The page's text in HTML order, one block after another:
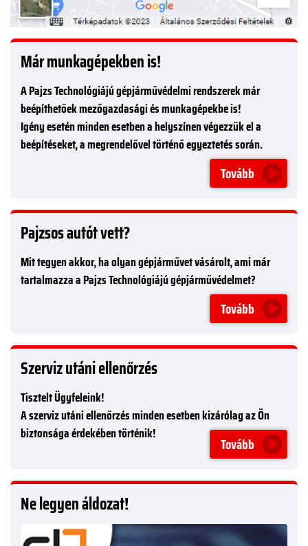
Már munkagépekben is!
A Pajzs Technológiájú gépjárművédelmi rendszerek már
beépíthetőek mezőgazdasági és munkagépekbe is!
Igény esetén minden esetben a helyszínen végezzük el a
beépítéseket, a megrendelővel történő egyeztetés során.
Tovább
Pajzsos autót vett?
Mit tegyen akkor, ha olyan gépjárművet vásárolt, ami már
tartalmazza a Pajzs Technológiájú gépjárművédelmet?
Tovább
Szerviz utáni ellenőrzés
Tisztelt Ügyfeleink!
A szerviz utáni ellenőrzés minden esetben kizárólag az Ön
biztonsága érdekében történik!
Tovább
Ne legyen áldozat!